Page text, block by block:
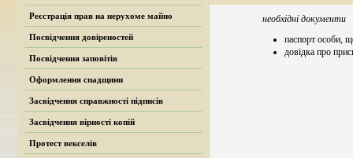
Реєстрація прав на нерухоме майно
Посвідчення довіреностей
Посвідчення заповітів
Оформлення спадщини
Засвідчення справжності підписів
Засвідчення вірності копій
Протест векселів
необхідні документи
паспорт особи,
довідка про